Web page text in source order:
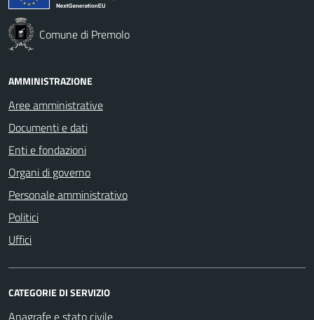
Comune di Premolo
AMMINISTRAZIONE
Aree amministrative
Documenti e dati
Enti e fondazioni
Organi di governo
Personale amministrativo
Politici
Uffici
CATEGORIE DI SERVIZIO
Anagrafe e stato civile